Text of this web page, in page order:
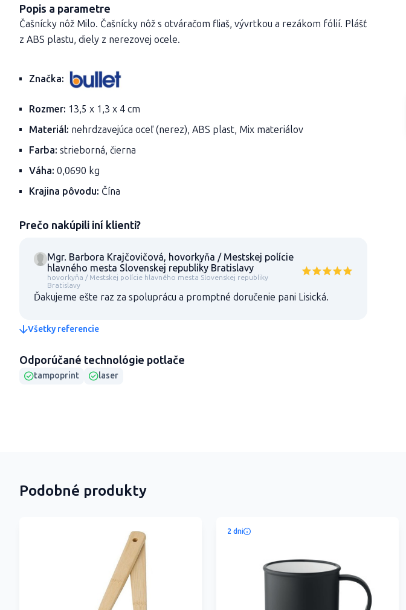
Popis a parametre
Čašnícky nôž Milo. Čašnícky nôž s otváračom fliaš, vývrtkou a rezákom fólií. Plášť
z ABS plastu, diely z nerezovej ocele.
Značka:
Rozmer: 13,5 x 1,3 x 4 cm
Materiál: nehrdzavejúca oceľ (nerez), ABS plast, Mix materiálov
Farba: strieborná, čierna
Váha: 0,0690 kg
Krajina pôvodu: Čína
Prečo nakúpili iní klienti?
Mgr. Barbora Krajčovičová, hovorkyňa / Mestskej polície
hlavného mesta Slovenskej republiky Bratislavy
hovorkyňa / Mestskej polície hlavného mesta Slovenskej republiky
Bratislavy
Ďakujeme ešte raz za spoluprácu a promptné doručenie pani Lisická.
Všetky referencie
Odporúčané technológie potlače
tampoprint laser
Podobné produkty
2 dni